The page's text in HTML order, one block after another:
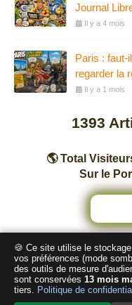
Journal
Il y a 4 mois
Paris : faut-
regarder la
Il y a 1 mois
1393
🌎 Total
Sur le
Nombre total
2 4
🍪 Ce site utilise le
vos préférences (mode
des outils de mesure
sont conservées 13 mois
tiers. Politique de